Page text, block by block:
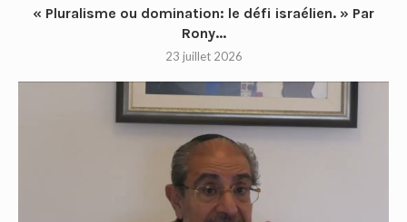
« Pluralisme ou domination: le défi israélien. » Par
Rony...
23 juillet 2026